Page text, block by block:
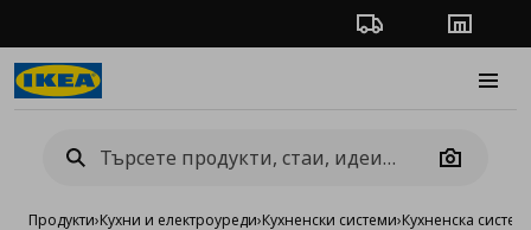
Проследяване на
Camera
Продукти›Кухни и електроуреди›Кухненски системи›Кухненска